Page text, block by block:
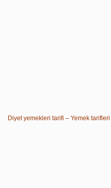
Diyet yemekleri tarifi – Yemek tarifleri